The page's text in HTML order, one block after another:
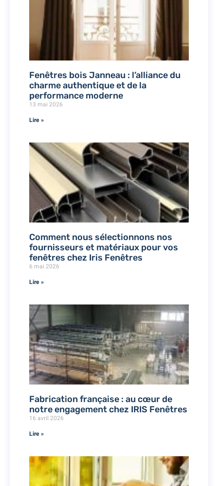
Fenêtres bois Janneau : l’alliance du
charme authentique et de la
performance moderne
13 mai 2026
Lire »
Comment nous sélectionnons nos
fournisseurs et matériaux pour vos
fenêtres chez Iris Fenêtres
6 mai 2026
Lire »
Fabrication française : au cœur de
notre engagement chez IRIS Fenêtres
16 avril 2026
Lire »